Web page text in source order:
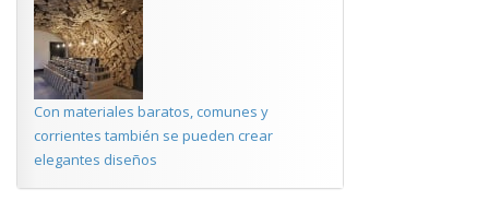
Con materiales baratos, comunes y
corrientes también se pueden crear
elegantes diseños